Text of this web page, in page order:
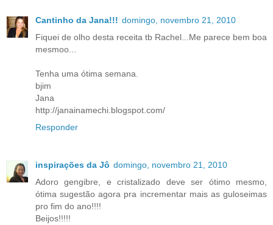
Cantinho da Jana!!! domingo, novembro 21, 2010
Fiquei de olho desta receita tb Rachel...Me parece bem boa
mesmoo...
Tenha uma ótima semana.
bjim
Jana
http://janainamechi.blogspot.com/
Responder
inspirações da Jô domingo, novembro 21, 2010
Adoro gengibre, e cristalizado deve ser ótimo mesmo,
ótima sugestão agora pra incrementar mais as guloseimas
pro fim do ano!!!!
Beijos!!!!!